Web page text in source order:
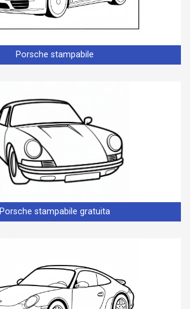
Porsche stampabile
Porsche stampabile gratuita